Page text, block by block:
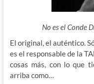
No es el Conde
El original, el auténtico.
es el responsable de la
cosas más, con lo que
arriba como…